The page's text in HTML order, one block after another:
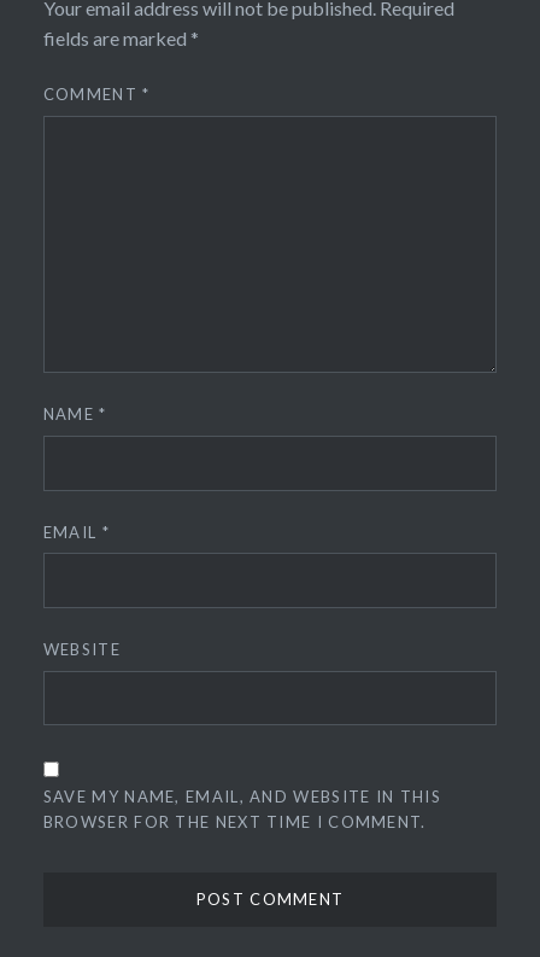
Your email address will not be published. Required
fields are marked *
COMMENT*
NAME*
EMAIL *
WEBSITE
SAVE MY NAME, EMAIL, AND WEBSITE IN THIS
BROWSER FOR THE NEXT TIME I COMMENT.